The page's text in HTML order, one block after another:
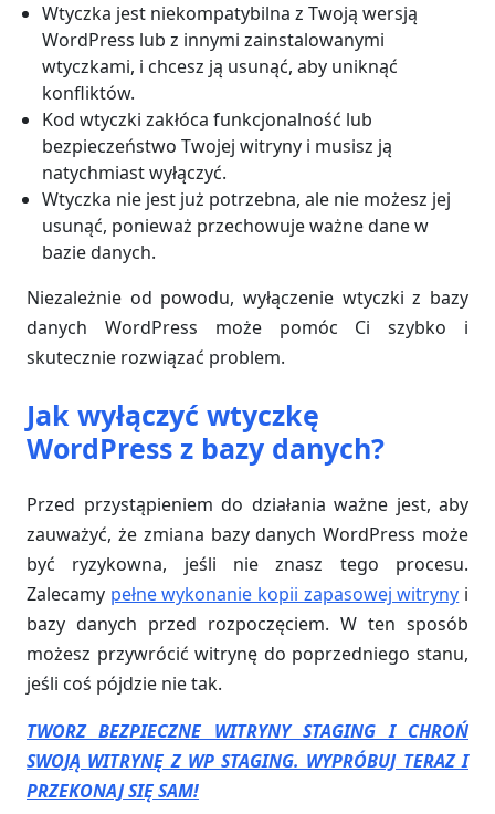
Wtyczka jest niekompatybilna z Twoją wersją
WordPress lub z innymi zainstalowanymi
wtyczkami, i chcesz ją usunąć, aby uniknąć
konfliktów.
Kod wtyczki zakłóca funkcjonalność lub
bezpieczeństwo Twojej witryny i musisz ją
natychmiast wyłączyć.
Wtyczka nie jest już potrzebna, ale nie możesz jej
usunąć, ponieważ przechowuje ważne dane w
bazie danych.
Niezależnie od powodu, wyłączenie wtyczki z bazy
danych WordPress może pomóc Ci szybko i
skutecznie rozwiązać problem.
Jak wyłączyć wtyczkę
WordPress z bazy danych?
Przed przystąpieniem do działania ważne jest, aby
zauważyć, że zmiana bazy danych WordPress może
być ryzykowna, jeśli nie znasz tego procesu.
Zalecamy pełne wykonanie kopii zapasowej witryny i
bazy danych przed rozpoczęciem. W ten sposób
możesz przywrócić witrynę do poprzedniego stanu,
jeśli coś pójdzie nie tak.
TWORZ BEZPIECZNE WITRYNY STAGING I CHROŃ
SWOJĄ WITRYNĘ Z WP STAGING. WYPRÓBUJ TERAZ I
PRZEKONAJ SIĘ SAM!